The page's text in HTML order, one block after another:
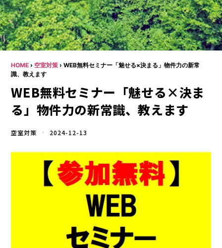
HOME › 空室対策 › WEB無料セミナー「魅せる×決まる」物件力の新常
識、教えます
WEB無料セミナー「魅せる×決ま
る」物件力の新常識、教えます
空室対策 2024-12-13